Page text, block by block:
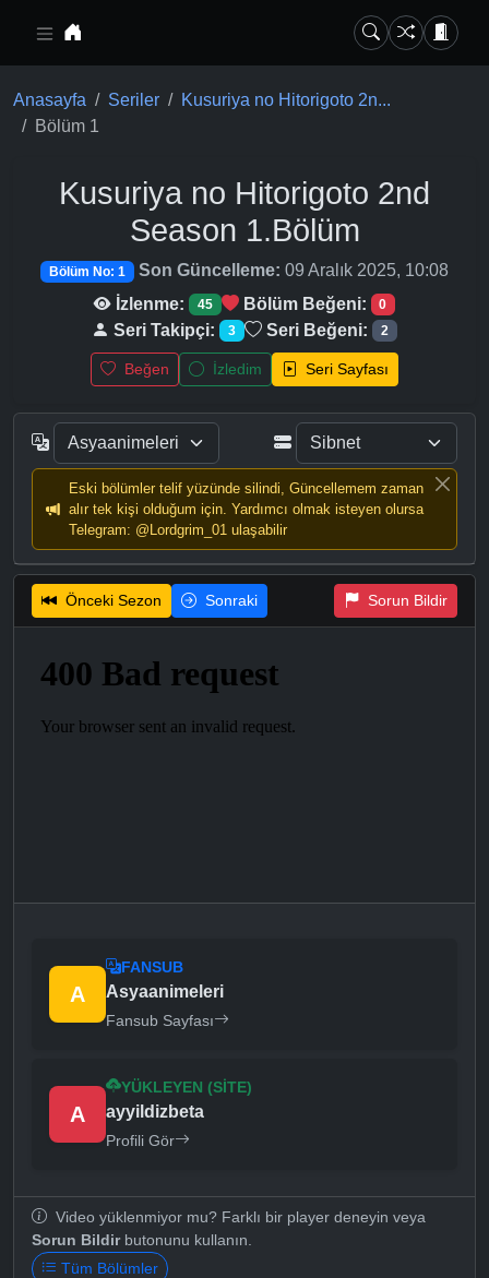
Anasayfa Seriler
Kusuriya no Hitorigoto 2n...
Bölüm 1
Kusuriya no Hitorigoto 2nd
Season 1.Bölüm
Bölüm No: 1 Son Güncelleme: 09 Aralık 2025, 10:08
İzlenme:
45 Bölüm Beğeni: 0
Seri Takipçi: 3 Seri Beğeni: 2
Beğen İzledim Seri Sayfası
Eski bölümler telif yüzünde silindi, Güncellemem zaman
alır tek kişi olduğum için. Yardımcı olmak isteyen olursa
Telegram: @Lordgrim_01 ulaşabilir
Önceki Sezon Sonraki Sorun Bildir
A
FANSUB
Asyaanimeleri
Fansub Sayfası
A
YÜKLEYEN (SITE)
ayyildizbeta
Profili Gör
Video yüklenmiyor mu? Farklı bir player deneyin veya
Sorun Bildirbutonunu kullanın.
Tüm Bölümler